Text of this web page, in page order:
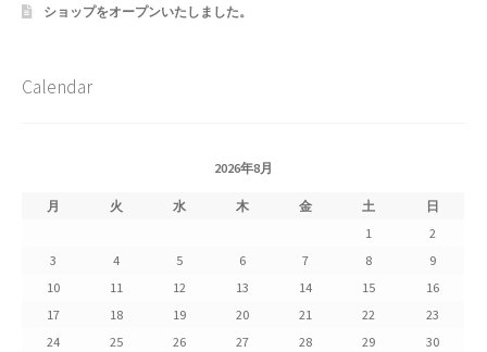
Unsubscribe auctions
お気に入りリスト
ご利用ガイド
ショップをオープンいたしました。
Calendar
2026年8月
月 火 水 木 金 土
日
1
2
3
4 5 6 7 8
9
10
11 12 13 14 15
16
17
18 19 20 21 22
23
24
25 26 27 28 29
30